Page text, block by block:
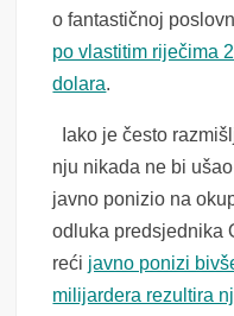
o fantastičnoj
po vlastitim riječima
dolara.
Iako je često
nju nikada ne bi
javno ponizio na
odluka predsjednika
reći javno ponizi
milijardera rezultira